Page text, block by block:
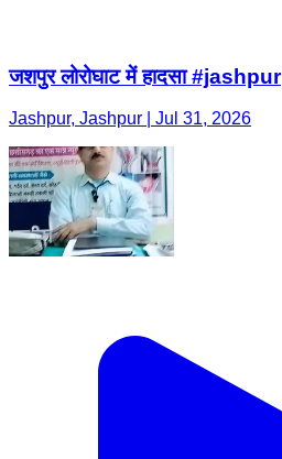
जशपुर लोरोघाट में हादसा #jashpur
Jashpur, Jashpur | Jul 31, 2026